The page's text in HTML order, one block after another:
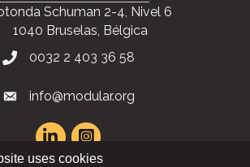
Contáctenos
Hydraulic Ridge Road, Suite 6
(434) 296-3288
Schuman 2-4, Nivel 6
1040 Bruselas, Bélgica
uses cookies